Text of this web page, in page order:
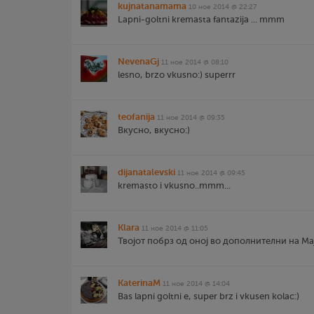
kujnatanamama 10 ное 2014 @ 22:27
Lapni-goltni kremasta fantazija ... mmm
NevenaGj 11 ное 2014 @ 08:10
lesno, brzo vkusno:) superrr
teofanija 11 ное 2014 @ 09:35
Вкусно, вкусно:)
dijanatalevski 11 ное 2014 @ 09:45
kremasto i vkusno..mmm...
Klara 11 ное 2014 @ 11:05
Твојот побрз од оној во дополнителни на
KaterinaM 11 ное 2014 @ 14:04
Bas lapni goltni e, super brz i vkusen kolac:)